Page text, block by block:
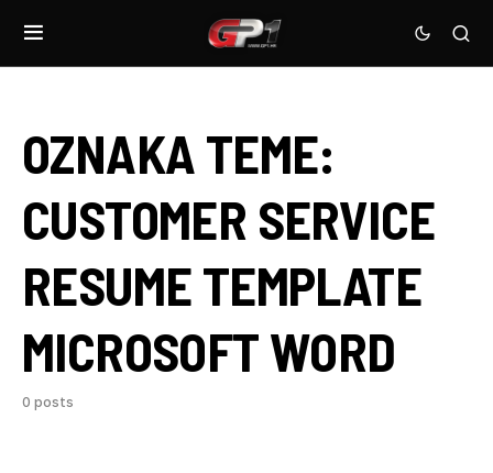
OZNAKA TEME:
CUSTOMER SERVICE
RESUME TEMPLATE
MICROSOFT WORD
0 posts